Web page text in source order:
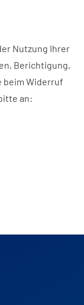
Nutzung Ihrer
Berichtigung,
beim Widerruf
an: